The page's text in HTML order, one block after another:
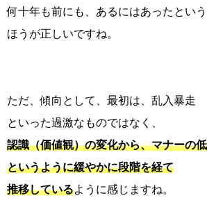
何十年も前にも、あるにはあったという
ほうが正しいですね。
ただ、傾向として、最初は、乱入暴走
といった過激なものではなく、
認識（価値観）の変化から、マナーの
というように緩やかに段階を経て
推移しているように感じますね。